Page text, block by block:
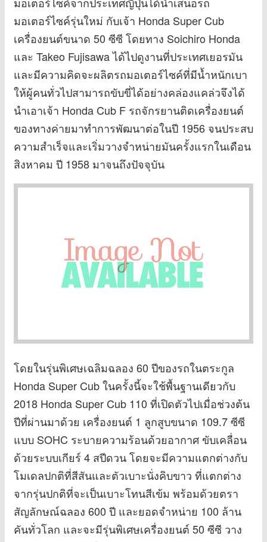
มอเตอร์ไซค์รุ่นใหม่ กับเจ้า Honda Super Cub
เครื่องยนต์ขนาด 50 ซีซี โดยทาง Soichiro Honda
และ Takeo Fujisawa ได้ไปดูงานที่ประเทศเยอรมัน
และมีความคิดจะผลิตรถมอเตอร์ไซค์ที่มีน้ำหนักเบา
ให้ผู้คนทั่วไปสามารถขับขี่ได้อย่างคล่องแคล่วจึงได้
นำเอาเจ้า Honda Cub F รถจักรยานติดเครื่องยนต์
ของทางค่ายมาทำการพัฒนาต่อในปี 1956 จนประสบ
ความสำเร็จและเริ่มวางจำหน่ายมันครั้งแรกในเดือน
สิงหาคม ปี 1958 มาจนถึงปัจจุบัน
โดยในรุ่นพิเศษเฉลิมฉลอง 60 ปีของรถในตระกูล
Honda Super Cub ในครั้งนี้จะใช้พื้นฐานเดียวกับ
2018 Honda Super Cub 110 ที่เปิดตัวไปเมื่อช่วงต้น
ปีที่ผ่านมาด้วย เครื่องยนต์ 1 ลูกสูบขนาด 109.7 ซีซี
แบบ SOHC ระบายความร้อนด้วยอากาศ ขับเคลื่อน
ด้วยระบบเกียร์ 4 สปีดวน โดยจะมีความแตกต่างกับ
โมเดลปกติที่สีสันและตัวเบาะนั่งคิบขาว ที่แตกต่าง
จากรุ่นปกติที่จะเป็นเบาะโทนสีเข้ม พร้อมด้วยตรา
สัญลักษณ์ฉลอง 600 ปี และยอดจำหน่าย 100 ล้าน
คันทั่วโลก และจะมีรุ่นพิเศษเครื่องยนต์ 50 ซีซี วาง